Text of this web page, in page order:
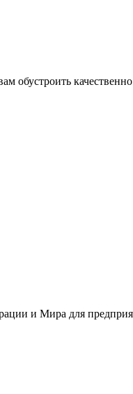
обустроить
и Мира для